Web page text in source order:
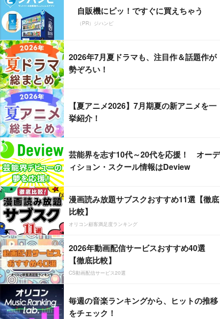
自販機にピッ！ですぐに買えちゃう
（PR）ジハンピ
2026年7月夏ドラマも、注目作＆話題作が
勢ぞろい！
【夏アニメ2026】7月期夏の新アニメを一
挙紹介！
芸能界を志す10代～20代を応援！ オーデ
ィション・スクール情報はDeview
漫画読み放題サブスクおすすめ11選【徹底
比較】
オリコン顧客満足度ランキング
2026年動画配信サービスおすすめ40選
【徹底比較】
CS動画配信サービス20選
毎週の音楽ランキングから、ヒットの推移
をチェック！